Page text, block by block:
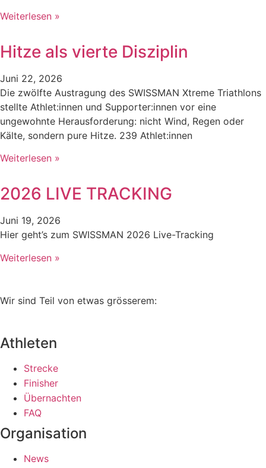
Weiterlesen »
Hitze als vierte Disziplin
Juni 22, 2026
Die zwölfte Austragung des SWISSMAN Xtreme Triathlons
stellte Athlet:innen und Supporter:innen vor eine
ungewohnte Herausforderung: nicht Wind, Regen oder
Kälte, sondern pure Hitze. 239 Athlet:innen
Weiterlesen »
2026 LIVE TRACKING
Juni 19, 2026
Hier geht’s zum SWISSMAN 2026 Live-Tracking
Weiterlesen »
Wir sind Teil von etwas grösserem:
Athleten
Strecke
Finisher
Übernachten
FAQ
Organisation
News